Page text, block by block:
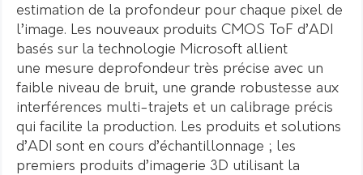
estimation de la profondeur pour chaque pixel de
l’image. Les nouveaux produits CMOS ToF d’ADI
basés sur la technologie Microsoft allient
une mesure deprofondeur très précise avec un
faible niveau de bruit, une grande robustesse aux
interférences multi-trajets et un calibrage précis
qui facilite la production. Les produits et solutions
d’ADI sont en cours d’échantillonnage ; les
premiers produits d’imagerie 3D utilisant la